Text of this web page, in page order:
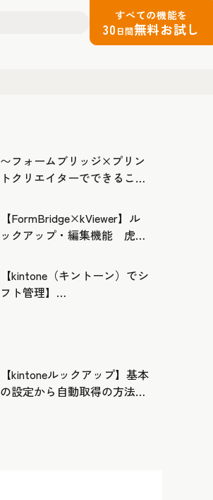
すべての機能を
30 日間無料お試し
〜フォームブリッジ×プリン
トクリエイターでできるこ
よう
【FormBridge×kViewer】ル
ックアップ・編集機能 虎の
【kintone（キントーン）でシ
フト管理】
【kintoneルックアップ】基本
の設定から自動取得の方法ま